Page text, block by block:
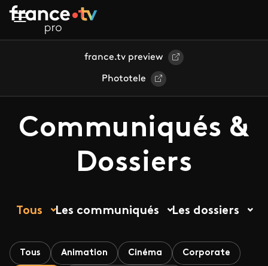
Aller au contenu principal
france.tv preview
Phototele
Communiqués &
Dossiers
Tous Les communiqués Les dossiers
Tous Animation Cinéma Corporate